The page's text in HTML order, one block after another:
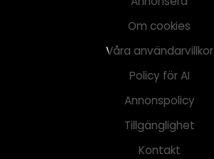
Om cookies
Våra användarvillkor
Policy för AI
Annonspolicy
Tillgänglighet
Kontakt